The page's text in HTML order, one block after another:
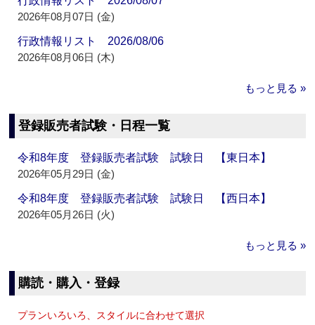
2026年08月07日 (金)
行政情報リスト 2026/08/06
2026年08月06日 (木)
もっと見る »
登録販売者試験・日程一覧
令和8年度 登録販売者試験 試験日 【東日本】
2026年05月29日 (金)
令和8年度 登録販売者試験 試験日 【西日本】
2026年05月26日 (火)
もっと見る »
購読・購入・登録
プランいろいろ、スタイルに合わせて選択